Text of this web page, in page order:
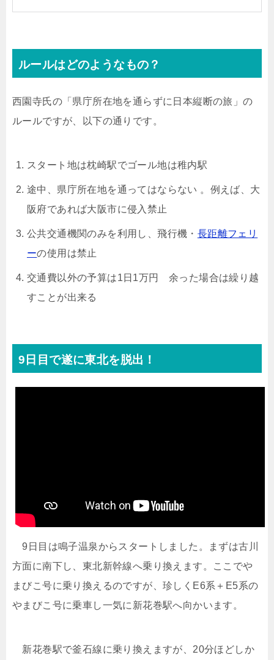
ルールはどのようなもの？
西園寺氏の「県庁所在地を通らずに日本縦断の旅」の
ルールですが、以下の通りです。
スタート地は枕崎駅でゴール地は稚内駅
途中、県庁所在地を通ってはならない 。例えば、大
阪府であれば大阪市に侵入禁止
公共交通機関のみを利用し、飛行機・ 長距離フェリ
ーの使用は禁止
交通費以外の予算は1日1万円 余った場合は繰り越
すことが出来る
9日目で遂に東北を脱出！
9日目は鳴子温泉からスタートしました。まずは古川
方面に南下し、東北新幹線へ乗り換えます。ここでや
まびこ号に乗り換えるのですが、珍しくE6系＋E5系の
やまびこ号に乗車し一気に新花巻駅へ向かいます。
新花巻駅で釜石線に乗り換えますが、20分ほどしか